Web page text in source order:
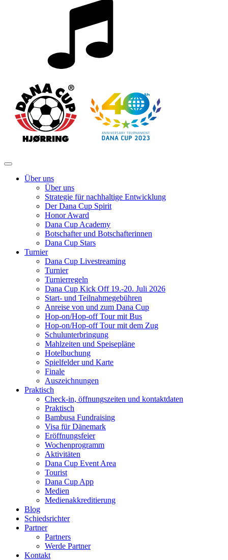
Über uns
Über uns
Strategie für nachhaltige Entwicklung
Der Dana Cup Spirit
Honor Award
Dana Cup Academy
Botschafter und Botschafterinnen
Dana Cup Stars
Turnier
Dana Cup Livestreaming
Turnier
Turnierregeln
Dana Cup Kick Off 19.-20. Juli 2026
Start- und Teilnahmegebühren
Anreise von und zum Dana Cup
Hop-on/Hop-off Tour mit Bus
Hop-on/Hop-off Tour mit dem Zug
Schulunterbringung
Mahlzeiten und Speisepläne
Hotelbuchung
Spielfelder und Karte
Finale
Auszeichnungen
Praktisch
Check-in, öffnungszeiten und kontaktdaten
Praktisch
Bambusa Fundraising
Visa für Dänemark
Eröffnungsfeier
Wochenprogramm
Aktivitäten
Dana Cup Event Area
Tourist
Dana Cup App
Medien
Medienakkreditierung
Blog
Schiedsrichter
Partner
Partners
Werde Partner
Kontakt